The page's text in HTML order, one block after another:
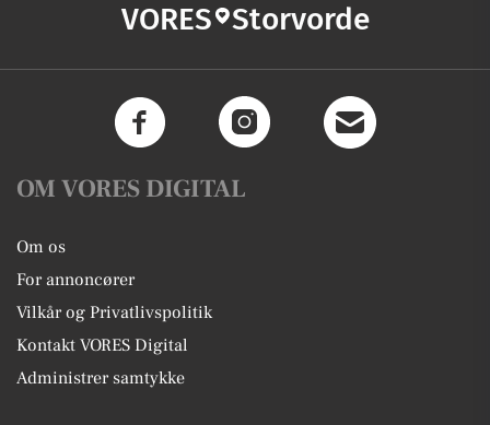
VORES Storvorde
OM VORES DIGITAL
Om os
For annoncører
Vilkår og Privatlivspolitik
Kontakt VORES Digital
Administrer samtykke